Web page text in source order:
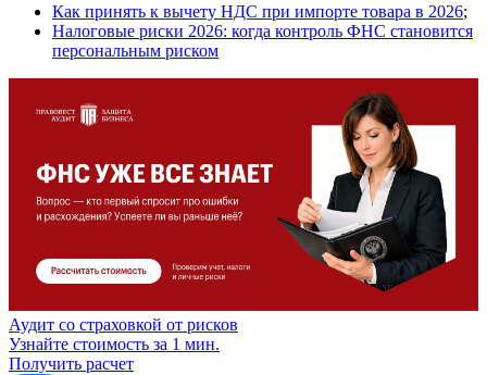
Как принять к вычету НДС при импорте товара в 2026;
Налоговые риски 2026: когда контроль ФНС становится
персональным риском
Аудит со страховкой от рисков
Узнайте стоимость за 1 мин.
Получить расчет